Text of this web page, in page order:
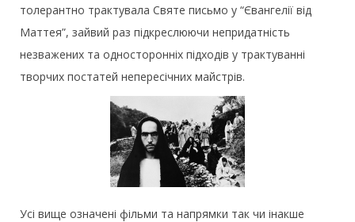
толерантно трактувала Святе письмо у “Євангелії від
Маттея”, зайвий раз підкреслюючи непридатність
незважених та односторонніх підходів у трактуванні
творчих постатей непересічних майстрів.
Усі вище означені фільми та напрямки так чи інакше